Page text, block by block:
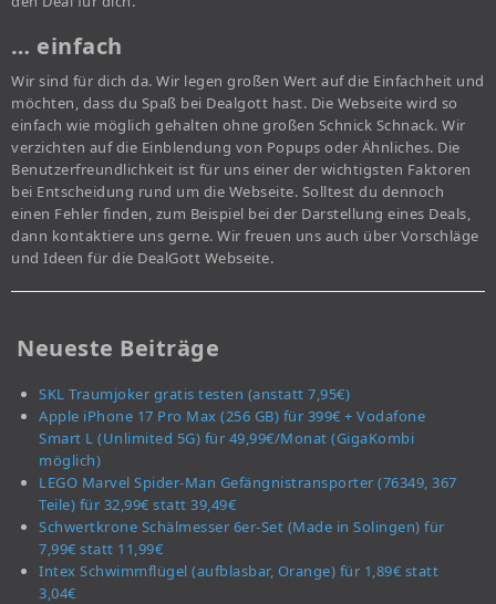
… einfach
Wir sind für dich da. Wir legen großen Wert auf die Einfachheit und
möchten, dass du Spaß bei Dealgott hast. Die Webseite wird so
einfach wie möglich gehalten ohne großen Schnick Schnack. Wir
verzichten auf die Einblendung von Popups oder Ähnliches. Die
Benutzerfreundlichkeit ist für uns einer der wichtigsten Faktoren
bei Entscheidung rund um die Webseite. Solltest du dennoch
einen Fehler finden, zum Beispiel bei der Darstellung eines Deals,
dann kontaktiere uns gerne. Wir freuen uns auch über Vorschläge
und Ideen für die DealGott Webseite.
Neueste Beiträge
SKL Traumjoker gratis testen (anstatt 7,95€)
Apple iPhone 17 Pro Max (256 GB) für 399€ + Vodafone
Smart L (Unlimited 5G) für 49,99€/Monat (GigaKombi
möglich)
LEGO Marvel Spider-Man Gefängnistransporter (76349, 367
Teile) für 32,99€ statt 39,49€
Schwertkrone Schälmesser 6er-Set (Made in Solingen) für
7,99€ statt 11,99€
Intex Schwimmflügel (aufblasbar, Orange) für 1,89€ statt
3,04€